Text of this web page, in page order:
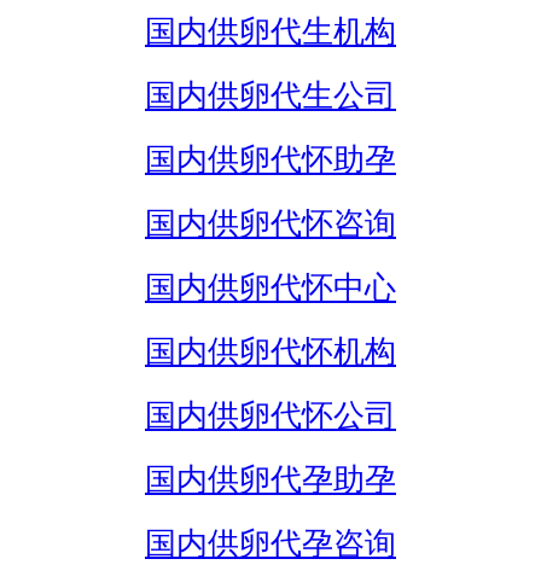
国内供卵代生机构
国内供卵代生公司
国内供卵代怀助孕
国内供卵代怀咨询
国内供卵代怀中心
国内供卵代怀机构
国内供卵代怀公司
国内供卵代孕助孕
国内供卵代孕咨询